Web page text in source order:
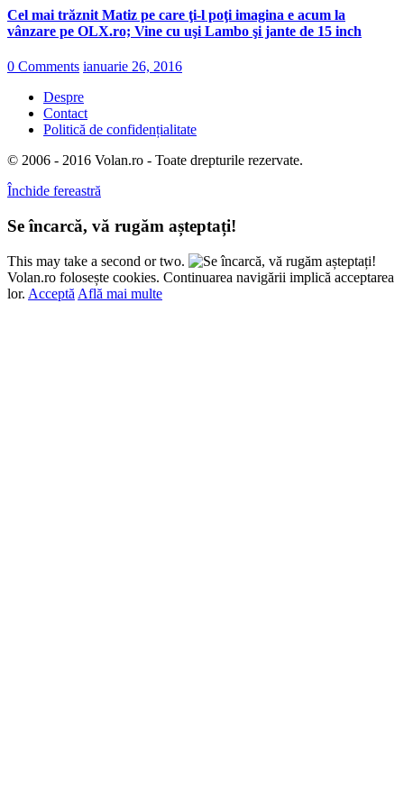
Cel mai trăznit Matiz pe care ţi-l poţi imagina e acum la
vânzare pe OLX.ro; Vine cu uşi Lambo şi jante de 15 inch
0 Comments ianuarie 26, 2016
Despre
Contact
Politică de confidențialitate
© 2006 - 2016 Volan.ro - Toate drepturile rezervate.
Închide fereastră
Se încarcă, vă rugăm așteptați!
This may take a second or two.
Volan.ro folosește cookies. Continuarea navigării implică acceptarea
lor. Acceptă Află mai multe